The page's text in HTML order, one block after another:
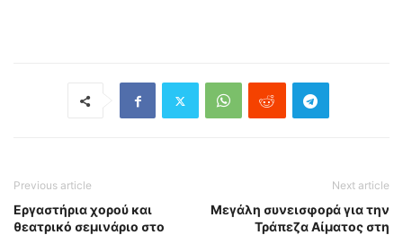
Previous article
Εργαστήρια χορού και
θεατρικό σεμινάριο στο
Next article
Μεγάλη συνεισφορά για την
Τράπεζα Αίματος στη